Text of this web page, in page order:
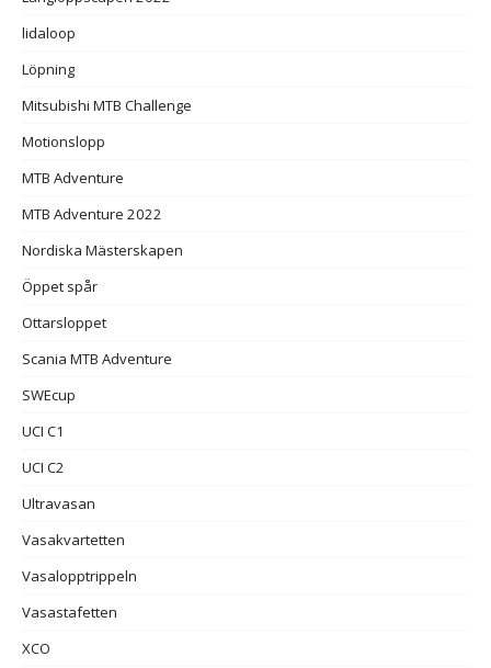
lidaloop
Löpning
Mitsubishi MTB Challenge
Motionslopp
MTB Adventure
MTB Adventure 2022
Nordiska Mästerskapen
Öppet spår
Ottarsloppet
Scania MTB Adventure
SWEcup
UCI C1
UCI C2
Ultravasan
Vasakvartetten
Vasalopptrippeln
Vasastafetten
XCO